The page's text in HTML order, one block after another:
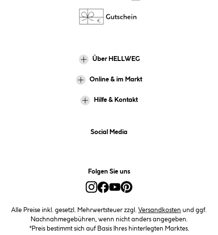
Über HELLWEG
Online & im Markt
Hilfe & Kontakt
Social Media
Folgen Sie uns
Alle Preise inkl. gesetzl. Mehrwertsteuer zzgl. Versandkosten und ggf.
Nachnahmegebühren, wenn nicht anders angegeben.
*Preis bestimmt sich auf Basis Ihres hinterlegten Marktes.